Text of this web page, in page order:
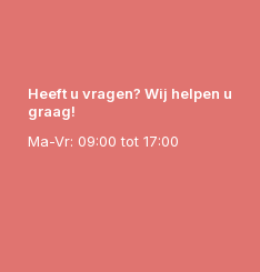
Heeft u vragen? Wij helpen u
graag!
Ma-Vr: 09:00 tot 17:00